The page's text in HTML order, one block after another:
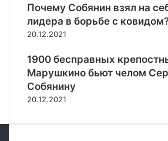
р
у
б
я
и
р
о
с
и
й
с
и
г
о
д
т
и
м
о
а
р
х
я
д
р
н
Почему Собянин взял на
лидера в борьбе с
20.12.2021
1900 бесправных
Марушкино бьют челом
Собянину
20.12.2021